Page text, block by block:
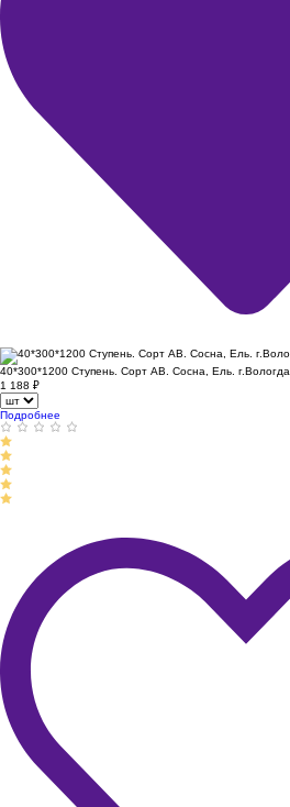
40*300*1200 Ступень. Сорт АВ. Сосна, Ель. г.Вологда
1 188 ₽
Подробнее